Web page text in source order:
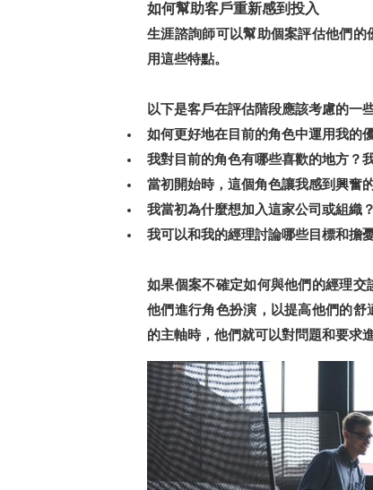
如何幫助客戶重新感到投入
生涯諮詢師可以幫助個案評估他們
用這些特點。
以下是客戶在評估階段應該考慮的一
如何更好地在目前的角色中運用我的
我對目前的角色有哪些喜歡的地方？
當初開始時，這個角色讓我感到興奮
我當初為什麼想加入這家公司或組織？
我可以和我的經理討論哪些目標和擔
如果個案不確定如何與他們的經理
他們進行角色扮演，以提高他們的
的主軸時，他們就可以對問題和要求